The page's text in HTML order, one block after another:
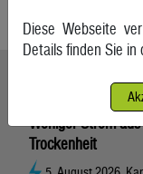
Ähnliche Artikel
Weniger Strom
Trockenheit
Diese Webseite
Details finden Sie in